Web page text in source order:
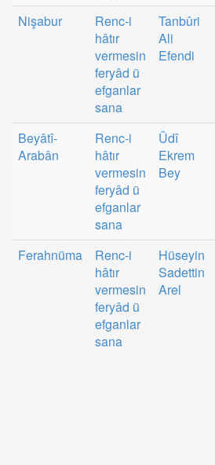
Nişabur
Renc-i
hâtır
vermesin
feryâd ü
efganlar
sana
Tanbûri
Ali
Efendi
Beyâtî-
Arabân
Renc-i
hâtır
vermesin
feryâd ü
efganlar
sana
Ûdî
Ekrem
Bey
Ferahnüma
Renc-i
hâtır
vermesin
feryâd ü
efganlar
sana
Hüseyin
Sadettin
Arel